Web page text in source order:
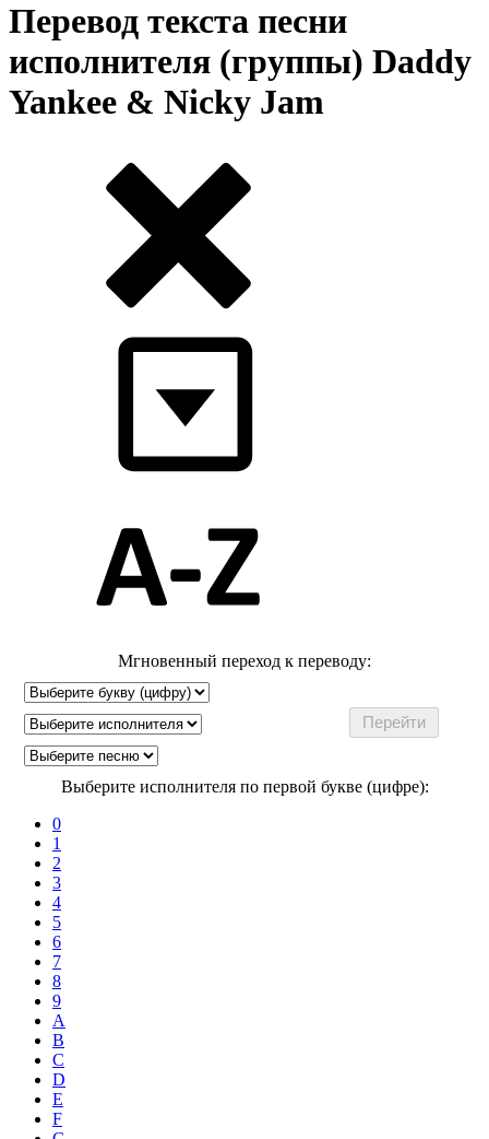
Перевод текста песни
исполнителя (группы) Daddy
Yankee & Nicky Jam
Мгновенный переход к переводу:
Выберите исполнителя по первой букве (цифре):
0
1
2
3
4
5
6
7
8
9
A
B
C
D
E
F